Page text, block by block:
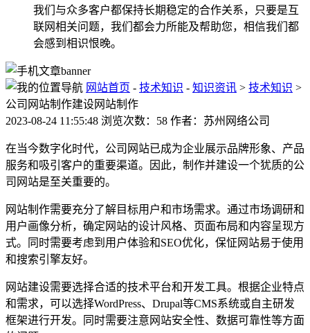
我们与众多客户都保持长期稳定的合作关系，只要是互
联网相关问题，我们都会力所能及帮助您，相信我们都
会感到相识恨晚。
网站首页 - 技术知识 - 知识资讯 > 技术知识 >
公司网站制作建设网站制作
2023-08-24 11:55:48 浏览次数：58 作者：苏州网络公司
在当今数字化时代，公司网站已成为企业展示品牌形象、产品
服务和吸引客户的重要渠道。因此，制作并建设一个犹质的公
司网站是至关重要的。
网站制作需要充分了解目标用户和市场需求。通过市场调研和
用户画像分析，确定网站的设计风格、页面布局和内容呈现方
式。同时需要考虑到用户体验和SEO优化，保怔网站易于使用
和搜索引擎友好。
网站建设需要选择合适的技术平台和开发工具。根据企业特点
和需求，可以选择WordPress、Drupal等CMS系统或自主研发
框架进行开发。同时需要注意网站安全性、数据可靠性等方面